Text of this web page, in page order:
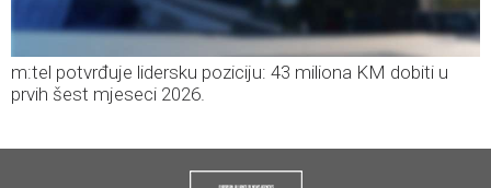
m:tel potvrđuje lidersku poziciju: 43 miliona KM dobiti u
prvih šest mjeseci 2026.